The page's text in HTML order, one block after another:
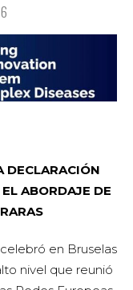
DECLARACIÓN
ABORDAJE DE
en Bruselas
nivel que reunió